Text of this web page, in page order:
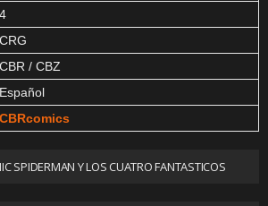
4
CRG
CBR / CBZ
Español
CBRcomics
SPIDERMAN Y LOS CUATRO FANTASTICOS